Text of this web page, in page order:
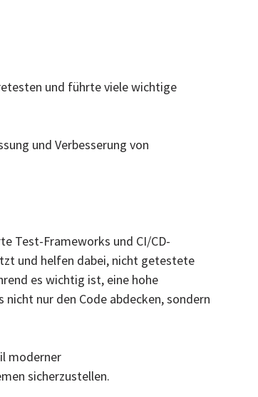
und führte viele wichtige
und Verbesserung von
Test-Frameworks und CI/CD-
und helfen dabei, nicht getestete
es wichtig ist, eine hohe
nur den Code abdecken, sondern
moderner
sicherzustellen.